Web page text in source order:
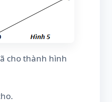
cho thành hình